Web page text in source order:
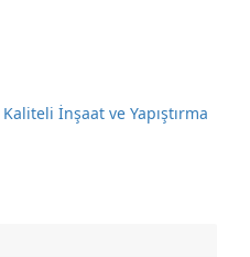
İnşaat ve Yapıştırma